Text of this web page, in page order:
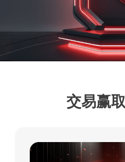
交易赢取